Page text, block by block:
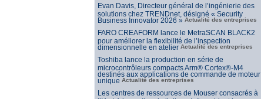
Evan Davis, Directeur général de l’ingénierie des
solutions chez TRENDnet, désigné « Security
Business Innovator 2026 » Actualité des entreprises
FARO CREAFORM lance le MetraSCAN BLACK2
pour améliorer la flexibilité de l’inspection
dimensionnelle en atelier Actualité des entreprises
Toshiba lance la production en série de
microcontrôleurs compacts Arm® Cortex®-M4
destinés aux applications de commande de moteur
unique Actualité des entreprises
Les centres de ressources de Mouser consacrés à